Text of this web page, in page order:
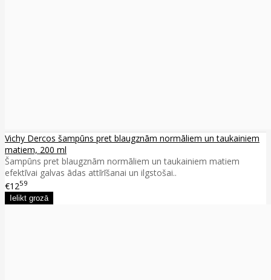
Vichy Dercos šampūns pret blaugznām normāliem un taukainiem
matiem, 200 ml
Šampūns pret blaugznām normāliem un taukainiem matiem
efektīvai galvas ādas attīrīšanai un ilgstošai..
€1259